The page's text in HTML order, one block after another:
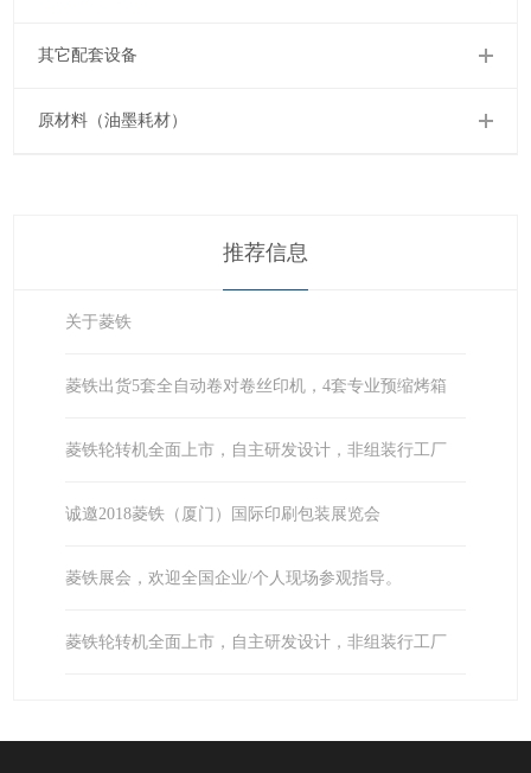
其它配套设备
原材料（油墨耗材）
推荐信息
关于菱铁
菱铁出货5套全自动卷对卷丝印机，4套专业预缩烤箱
菱铁轮转机全面上市，自主研发设计，非组装行工厂
诚邀2018菱铁（厦门）国际印刷包装展览会
菱铁展会，欢迎全国企业/个人现场参观指导。
菱铁轮转机全面上市，自主研发设计，非组装行工厂